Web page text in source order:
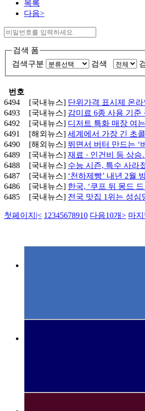
목록
다음>
검색 폼
검색구분
검색
번호
6494
[국내뉴스] 단위가격 표시제 온라
6493
[국내뉴스] 감미료 6종 사용 기준
6492
[국내뉴스] 디저트 특화 매장 여
6491
[해외뉴스] 세계에서 가장 긴 초
6490
[해외뉴스] 뛰면서 버터 만드는 ‘
6489
[국내뉴스] 재료 · 인건비 등 상
6488
[국내뉴스] 수능 시즌, 특수 사라
6487
[국내뉴스] ‘천하제빵’ 내년 2월
6486
[국내뉴스] 한국, ‘쿠프 뒤 몽드
6485
[국내뉴스] 전국 맛집 1위는 성심
첫페이지 |< 1 2345678910 다음10개> 마지